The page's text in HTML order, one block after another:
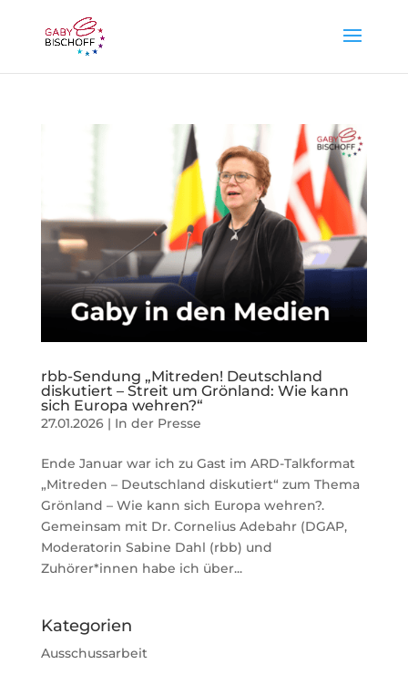
rbb-Sendung „Mitreden! Deutschland
diskutiert – Streit um Grönland: Wie kann
sich Europa wehren?“
27.01.2026| In der Presse
Ende Januar war ich zu Gast im ARD-Talkformat
„Mitreden – Deutschland diskutiert“ zum Thema
Grönland – Wie kann sich Europa wehren?.
Gemeinsam mit Dr. Cornelius Adebahr (DGAP,
Moderatorin Sabine Dahl (rbb) und
Zuhörer*innen habe ich über...
Kategorien
Ausschussarbeit